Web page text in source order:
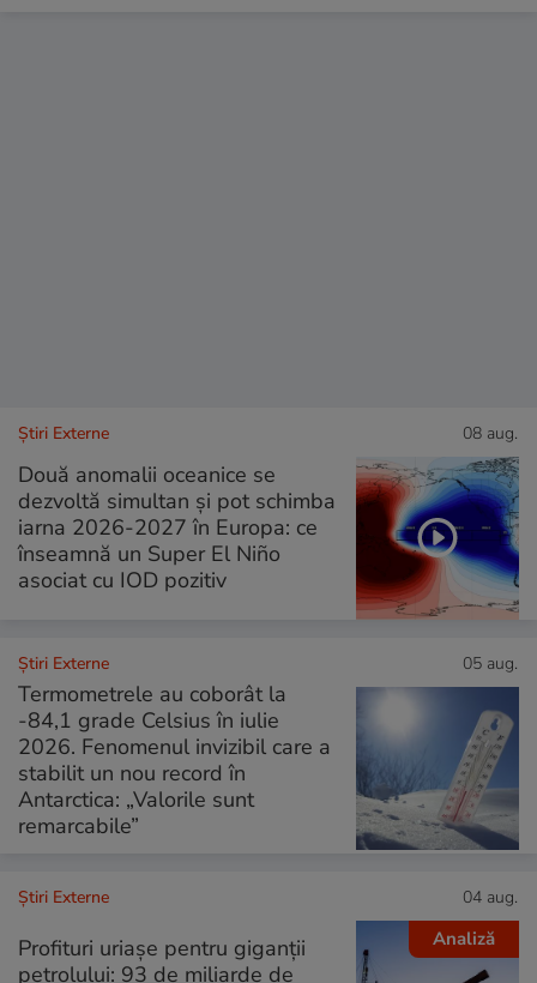
Știri Externe 08 aug.
Două anomalii oceanice se
dezvoltă simultan și pot schimba
iarna 2026-2027 în Europa: ce
înseamnă un Super El Niño
asociat cu IOD pozitiv
Știri Externe 05 aug.
Termometrele au coborât la
-84,1 grade Celsius în iulie
2026. Fenomenul invizibil care a
stabilit un nou record în
Antarctica: „Valorile sunt
remarcabile”
Analiză
Știri Externe 04 aug.
Profituri uriașe pentru giganții
petrolului: 93 de miliarde de